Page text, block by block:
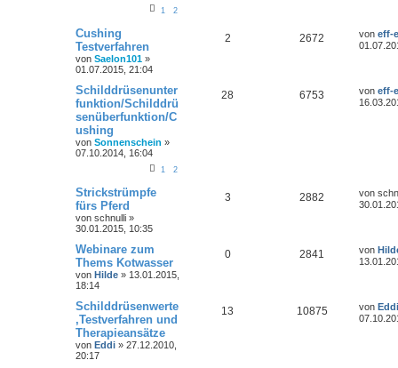
1 2
Cushing
Testverfahren
von Saelon101 »
01.07.2015, 21:04
2 2672 von eff-
Schilddrüsenunter
funktion/Schilddrü
senüberfunktion/C
ushing
von Sonnenschein »
07.10.2014, 16:04
1 2
28 6753 von eff-
Strickstrümpfe
fürs Pferd
von schnulli »
30.01.2015, 10:35
3 2882 von
Webinare zum
Thems Kotwasser
von Hilde » 13.01.2015,
18:14
0 2841 von
Schilddrüsenwerte
,Testverfahren und
Therapieansätze
von Eddi » 27.12.2010,
20:17
13 10875 von Eddi